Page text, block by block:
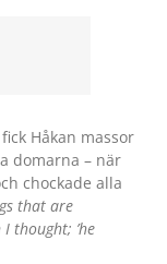
Håkan massor
domarna – när
chockade alla
that are
thought; ’he